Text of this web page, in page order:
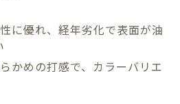
に優れ、経年劣化で表面が油
かめの打感で、カラーバリエ